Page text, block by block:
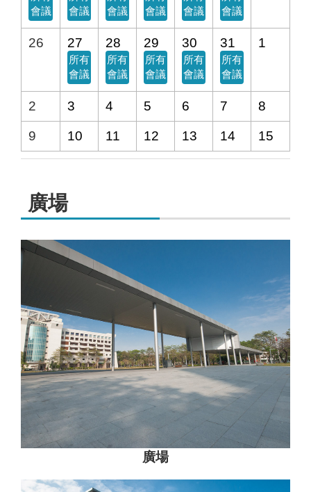
會議
會議
會議
會議
會議
會議
26 27
所有
會議
28
所有
會議
29
所有
會議
30
所有
會議
31
所有
會議
1
2 3 4 5 6 7 8
9 10 11 12 13 14 15
廣場
廣場